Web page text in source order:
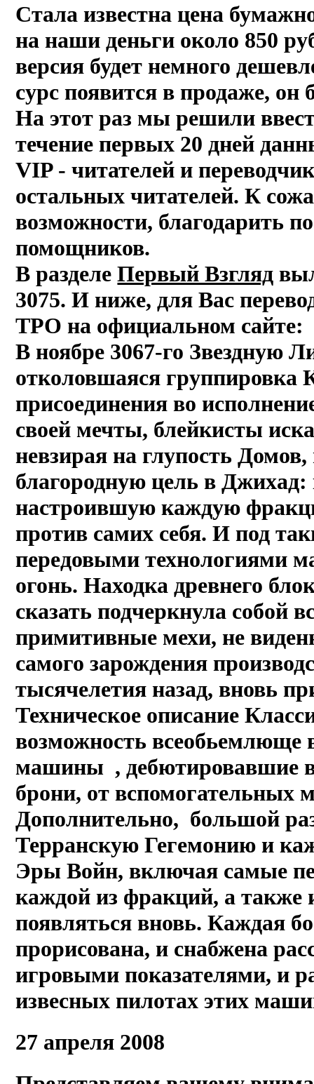
Стала известна цена
на наши деньги около 850
версия будет немного
сурс появится в продаже, он
На этот раз мы решили
течение первых 20 дней
VIP - читателей и
остальных читателей. К
возможности, благодарить
помощников.
В разделеПервый Взгляд
3075. И ниже, для Вас
ТРО на официальном сайте:
В ноябре 3067-го Звездную
отколовшаяся группировка
присоединения во
своей мечты, блейкисты
невзирая на глупость
благородную цель в
настроившую каждую
против самих себя. И под
передовыми технологиями
огонь. Находка древнего
сказать подчеркнула собой
примитивные мехи, не
самого зарождения
тысячелетия назад, вновь
Техническое описание
возможность всеобьемлюще
машины , дебютировавшие в
брони, от вспомогательных
Дополнительно, большой
Терранскую Гегемонию и
Эры Войн, включая самые
каждой из фракций, а
появляться вновь. Каждая
прорисована, и снабжена
игровыми показателями, и
извесных пилотах этих
27 апреля 2008